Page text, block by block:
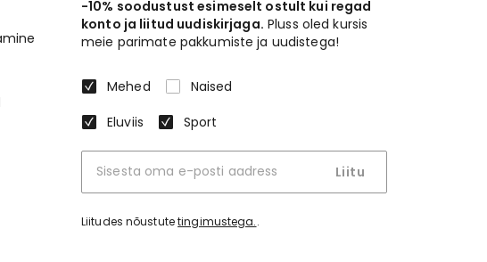
-10% soodustust esimeselt ostult kui regad
konto ja liitud uudiskirjaga. Pluss oled kursis
meie parimate pakkumiste ja uudistega!
Mehed
Naised
Eluviis
Sport
Liitu
Liitudes nõustutetingimustega..